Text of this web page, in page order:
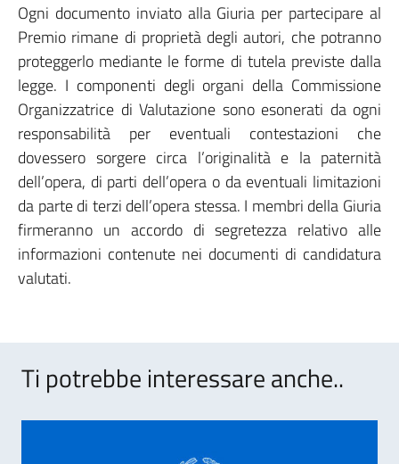
Ogni documento inviato alla Giuria per partecipare al
Premio rimane di proprietà degli autori, che potranno
proteggerlo mediante le forme di tutela previste dalla
legge. I componenti degli organi della Commissione
Organizzatrice di Valutazione sono esonerati da ogni
responsabilità per eventuali contestazioni che
dovessero sorgere circa l’originalità e la paternità
dell’opera, di parti dell’opera o da eventuali limitazioni
da parte di terzi dell’opera stessa. I membri della Giuria
firmeranno un accordo di segretezza relativo alle
informazioni contenute nei documenti di candidatura
valutati.
Ti potrebbe interessare anche..